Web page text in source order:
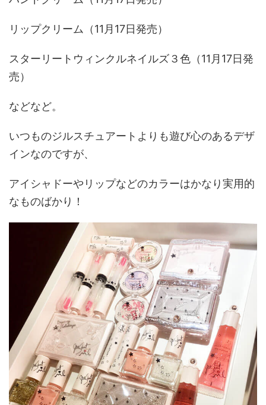
リップクリーム（11月17日発売）
スターリートウィンクルネイルズ３色（11月17日発
売）
などなど。
いつものジルスチュアートよりも遊び心のあるデザ
インなのですが、
アイシャドーやリップなどのカラーはかなり実用的
なものばかり！